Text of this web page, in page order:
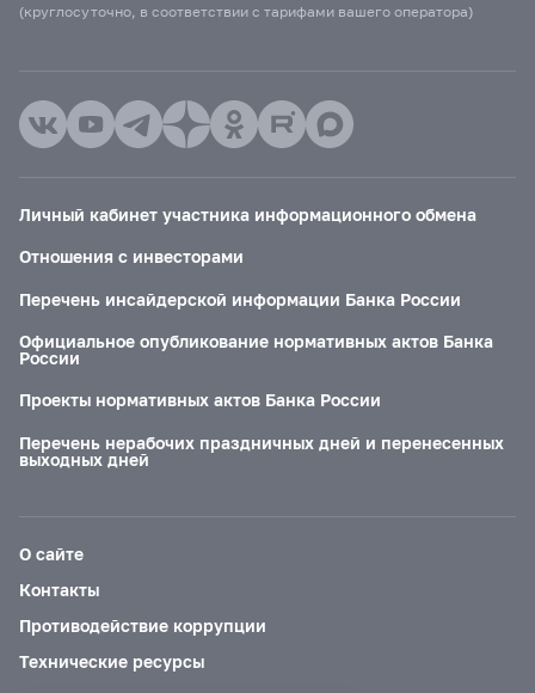
(круглосуточно, в соответствии с тарифами вашего оператора)
Личный кабинет участника информационного обмена
Отношения с инвесторами
Перечень инсайдерской информации Банка России
Официальное опубликование нормативных актов Банка
России
Проекты нормативных актов Банка России
Перечень нерабочих праздничных дней и перенесенных
выходных дней
О сайте
Контакты
Противодействие коррупции
Технические ресурсы